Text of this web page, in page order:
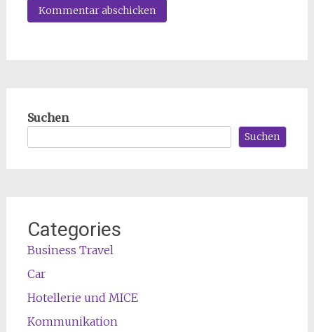
Suchen
Suchen
Categories
Business Travel
Car
Hotellerie und MICE
Kommunikation